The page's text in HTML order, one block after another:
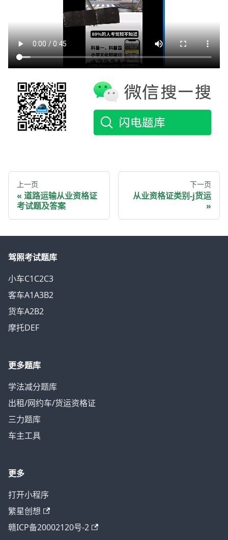
上一页
道路运输从业资格证
考试题及答案
下一页
从业资格证类别-j货运
驾照考试题库
小车C1C2C3
客车A1A3B2
货车A2B2
摩托DEF
更多题库
学法减分题库
出租/网约车/货运资格证
三力题库
车主工具
更多
打开小程序
繁星创想
赣ICP备20002120号-2